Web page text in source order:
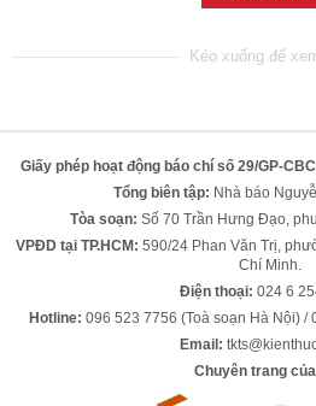
Giấy phép hoạt động báo chí số 29/GP-
Tổng biên tập: Nhà báo
Tòa soạn: Số 70 Trần Hưng Đạo,
VPĐD tại TP.HCM: 590/24 Phan Văn Trị,
Chí Minh.
Điện thoại: 024 6
Hotline: 096 523 7756 (Toà soạn Hà Nội) /
Email:
Chuyên trang